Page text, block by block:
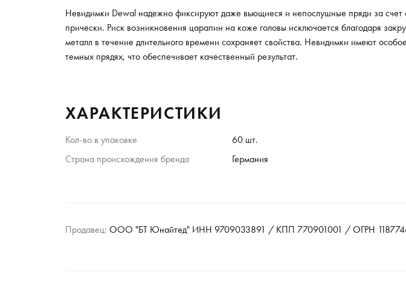
Невидимки Dewal надежно фиксируют даже вьющиеся и непослушные пряди за
прически. Риск возникновения царапин на коже головы исключается благодаря
металл в течение длительного времени сохраняет свойства. Невидимки имеют
темных прядях, что обеспечивает качественный результат.
ХАРАКТЕРИСТИКИ
Кол-во в упаковке 60 шт.
Страна происхождения бренда
Германия
Продавец: ООО "БТ Юнайтед" ИНН 9709033891 / КПП 770901001 / ОГРН